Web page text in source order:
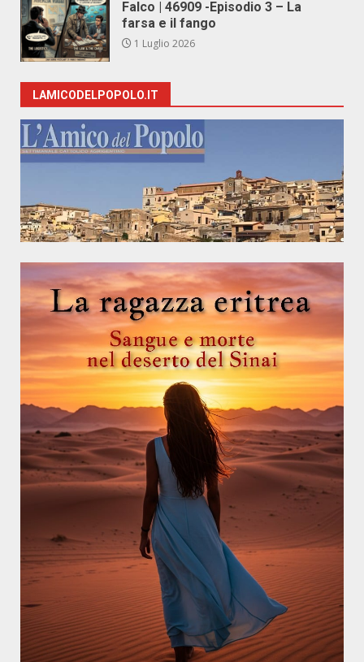
Falco | 46909 -Episodio 3 – La
farsa e il fango
1 Luglio 2026
LAMICODELPOPOLO.IT